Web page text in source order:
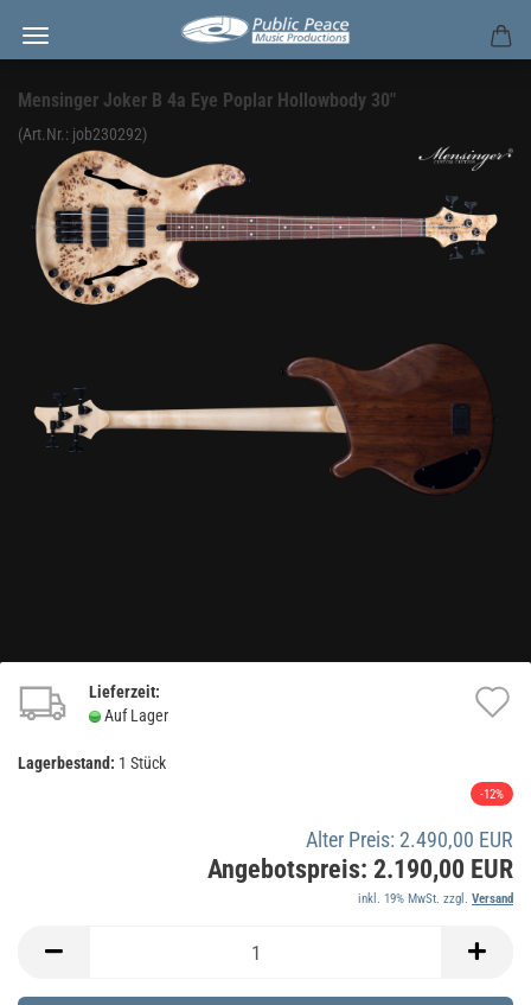
Mensinger Joker B 4a Eye Poplar Hollowbody 30"
(Art.Nr.: job230292)
Lieferzeit:
Auf Lager
Lagerbestand: 1 Stück
-12%
Alter Preis: 2.490,00 EUR
Angebotspreis: 2.190,00 EUR
inkl. 19% MwSt. zzgl. Versand